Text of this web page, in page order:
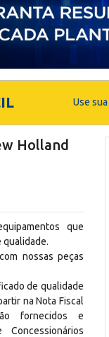
Use
Holland
que
qualidade.
nossas peças
de qualidade
na Nota Fiscal
fornecidos e